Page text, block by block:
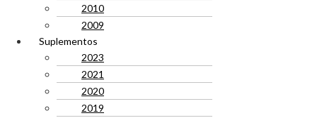
2010
2009
Suplementos
2023
2021
2020
2019